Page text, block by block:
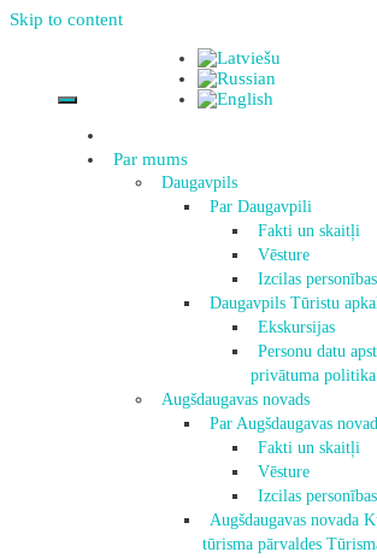
Skip to content
Par mums
Daugavpils
Par Daugavpili
Fakti un skaitļi
Vēsture
Izcilas personības
Daugavpils Tūristu
Ekskursijas
Personu datu
privātuma politika
Augšdaugavas novads
Par Augšdaugavas
Fakti un skaitļi
Vēsture
Izcilas personības
Augšdaugavas novada
tūrisma pārvaldes